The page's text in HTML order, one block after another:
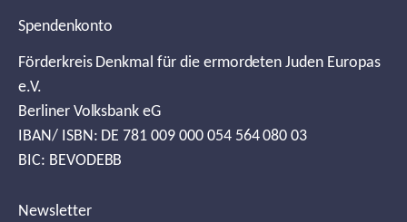
Spendenkonto
Förderkreis Denkmal für die ermordeten Juden Europas
e.V.
Berliner Volksbank eG
IBAN/ ISBN: DE 781 009 000 054 564 080 03
BIC: BEVODEBB
Newsletter